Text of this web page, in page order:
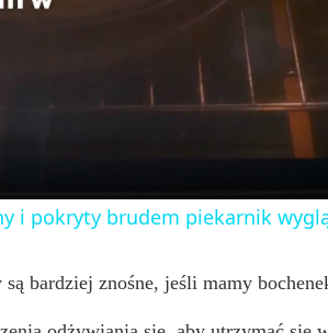
y
i
i pokryty brudem piekarnik
bardziej znośne, jeśli mamy